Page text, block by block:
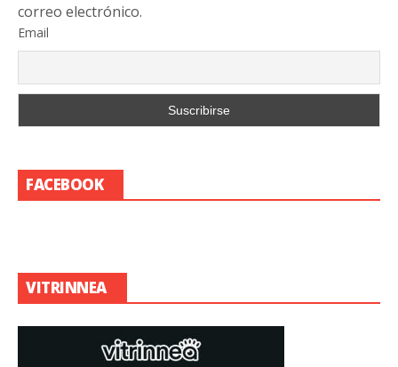
correo electrónico.
Email
FACEBOOK
VITRINNEA